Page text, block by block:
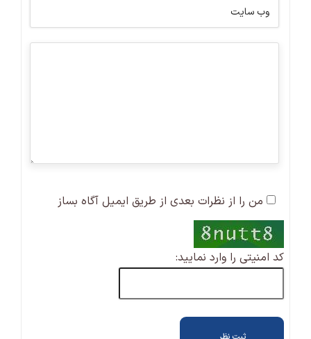
من را از نظرات بعدی از طریق ایمیل آگاه بساز
کد امنیتی را وارد نمایید: